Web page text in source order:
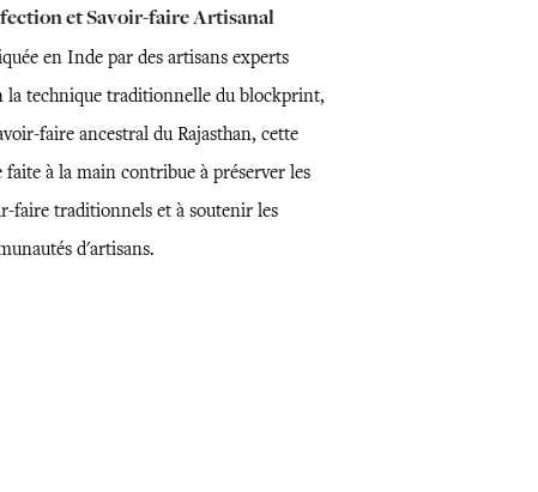
et Savoir-faire Artisanal
en Inde par des artisans experts
la technique traditionnelle du blockprint,
faire ancestral du Rajasthan, cette
faite à la main contribue à préserver les
faire traditionnels et à soutenir les
d'artisans.